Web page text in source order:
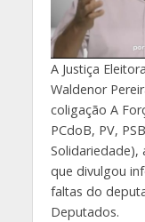
A Justiça
Waldenor
coligação A
PCdoB, PV,
Solidariedade),
que divulgou
faltas do
Deputados.